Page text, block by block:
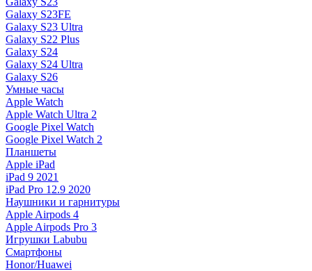
Galaxy S23FE
Galaxy S23 Ultra
Galaxy S22 Plus
Galaxy S24
Galaxy S24 Ultra
Galaxy S26
Умные часы
Apple Watch
Apple Watch Ultra 2
Google Pixel Watch
Google Pixel Watch 2
Планшеты
Apple iPad
iPad 9 2021
iPad Pro 12.9 2020
Наушники и гарнитуры
Apple Airpods 4
Apple Airpods Pro 3
Игрушки Labubu
Смартфоны
Honor/Huawei